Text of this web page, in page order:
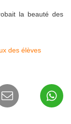
la beauté des
des élèves